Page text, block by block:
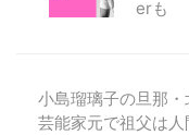
erも
小島瑠璃子の旦那
芸能家元で祖父は